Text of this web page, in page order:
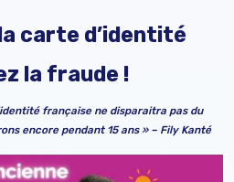
carte d’identité
la fraude !
française ne disparaitra pas du
encore pendant 15 ans » – Fily Kanté